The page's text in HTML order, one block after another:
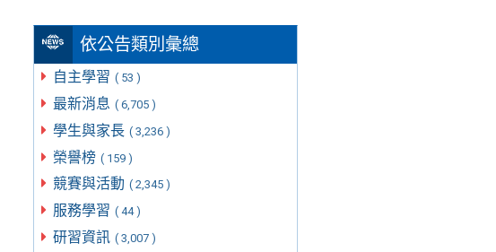
依公告類別彙總
自主學習 ( 53 )
最新消息 ( 6,705 )
學生與家長 ( 3,236 )
榮譽榜 ( 159 )
競賽與活動 ( 2,345 )
服務學習 ( 44 )
研習資訊 ( 3,007 )